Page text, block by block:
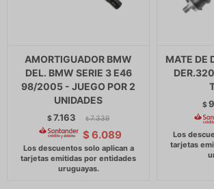
AMORTIGUADOR BMW
DEL. BMW SERIE 3 E46
98/2005 - JUEGO POR 2
UNIDADES
$7.163 $ 7.339
$ 6.089
MATE DE
$